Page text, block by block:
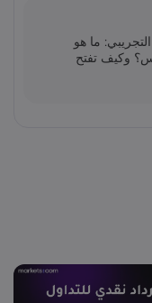
ما هو
وكيف تفتح